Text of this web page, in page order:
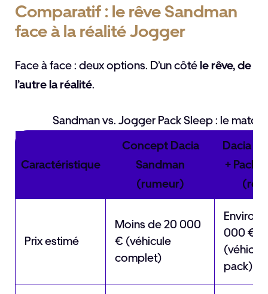
Comparatif : le rêve Sandman
face à la réalité Jogger
Face à face : deux options. D’un côtéle rêve, de
l’autre la réalité.
Sandman vs. Jogger Pack Sleep : le match
Caractéristique
Concept Dacia
Sandman
(rumeur)
Dacia
+ Pack
Prix estimé
Moins de 20 000
€ (véhicule
complet)
Environ
000 €
pack)